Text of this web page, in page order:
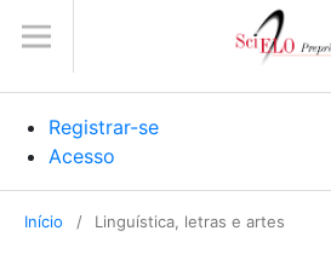
Registrar-se
Acesso
Início / Linguística, letras e artes